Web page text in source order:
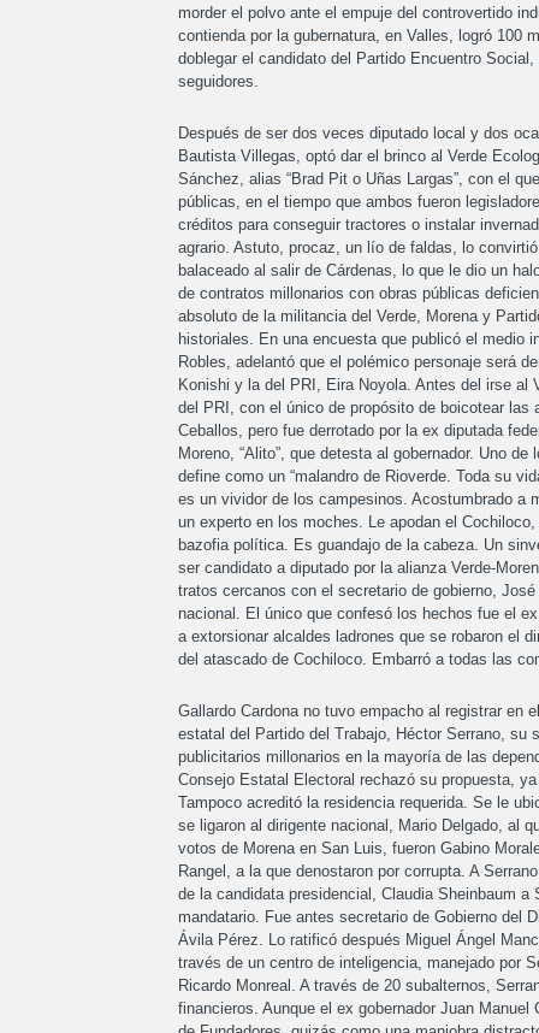
morder el polvo ante el empuje del controvertido
contienda por la gubernatura, en Valles, logró 100
doblegar el candidato del Partido Encuentro
seguidores.
Después de ser dos veces diputado local y dos
Bautista Villegas, optó dar el brinco al Verde
Sánchez, alias “Brad Pit o Uñas Largas”, con el
públicas, en el tiempo que ambos fueron
créditos para conseguir tractores o instalar
agrario. Astuto, procaz, un lío de faldas, lo
balaceado al salir de Cárdenas, lo que le dio un
de contratos millonarios con obras públicas
absoluto de la militancia del Verde, Morena y
historiales. En una encuesta que publicó el medio
Robles, adelantó que el polémico personaje será
Konishi y la del PRI, Eira Noyola. Antes del irse al
del PRI, con el único de propósito de boicotear
Ceballos, pero fue derrotado por la ex diputada
Moreno, “Alito”, que detesta al gobernador. Uno
define como un “malandro de Rioverde. Toda su
es un vividor de los campesinos. Acostumbrado a
un experto en los moches. Le apodan el
bazofia política. Es guandajo de la cabeza. Un
ser candidato a diputado por la alianza Verde-
tratos cercanos con el secretario de gobierno,
nacional. El único que confesó los hechos fue el
a extorsionar alcaldes ladrones que se robaron el
del atascado de Cochiloco. Embarró a todas las
Gallardo Cardona no tuvo empacho al registrar en
estatal del Partido del Trabajo, Héctor Serrano, su
publicitarios millonarios en la mayoría de las
Consejo Estatal Electoral rechazó su propuesta,
Tampoco acreditó la residencia requerida. Se le
se ligaron al dirigente nacional, Mario Delgado, al
votos de Morena en San Luis, fueron Gabino
Rangel, a la que denostaron por corrupta. A
de la candidata presidencial, Claudia Sheinbaum
mandatario. Fue antes secretario de Gobierno del
Ávila Pérez. Lo ratificó después Miguel Ángel
través de un centro de inteligencia, manejado por
Ricardo Monreal. A través de 20 subalternos,
financieros. Aunque el ex gobernador Juan